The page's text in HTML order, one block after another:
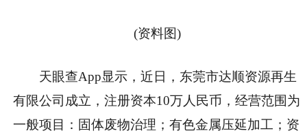
(资料图)
天眼查App显示，近日，东莞市达顺资源再生
有限公司成立，注册资本10万人民币，经营范围为
一般项目：固体废物治理；有色金属压延加工；资